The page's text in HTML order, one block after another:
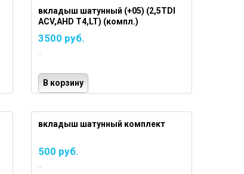
вкладыш шатунный (+05) (2,5TDI
ACV,AHD T4,LT) (компл.)
3500 руб.
..
В корзину
вкладыш шатунный комплект
500 руб.
..